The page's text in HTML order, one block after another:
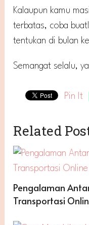
Kalaupun kamu
terbatas, coba
tentukan di bulan
Semangat selalu,
Pin It
Related
Pengalaman
Transportasi